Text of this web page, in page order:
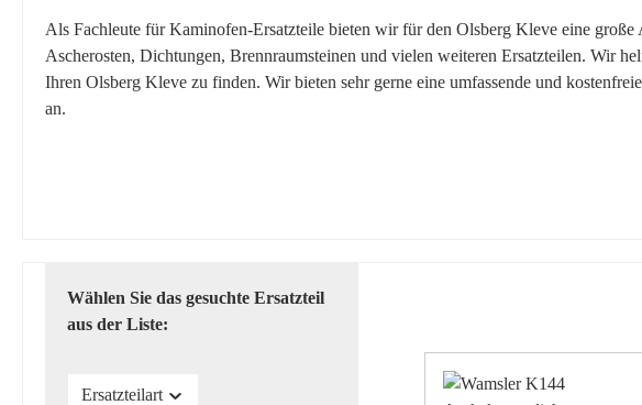
Als Fachleute für Kaminofen-Ersatzteile bieten wir für den Olsberg Kleve eine große
Ascherosten, Dichtungen, Brennraumsteinen und vielen weiteren Ersatzteilen. Wir
Ihren Olsberg Kleve zu finden. Wir bieten sehr gerne eine umfassende und kostenfreie
an.
Wählen Sie das gesuchte Ersatzteil
aus der Liste:
Ersatzteilart